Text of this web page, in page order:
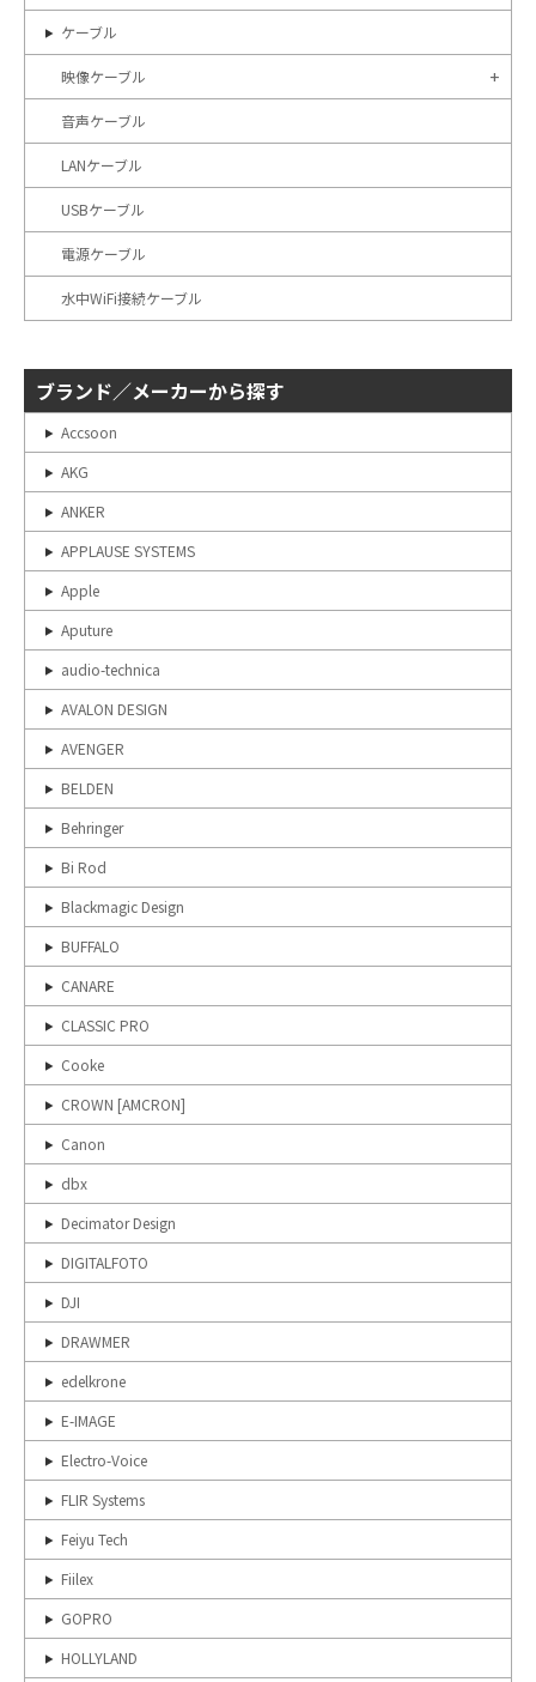
ケーブル
映像ケーブル
音声ケーブル
LANケーブル
USBケーブル
電源ケーブル
水中WiFi接続ケーブル
ブランド／メーカーから探す
Accsoon
AKG
ANKER
APPLAUSE SYSTEMS
Apple
Aputure
audio-technica
AVALON DESIGN
AVENGER
BELDEN
Behringer
Bi Rod
Blackmagic Design
BUFFALO
CANARE
CLASSIC PRO
Cooke
CROWN [AMCRON]
Canon
dbx
Decimator Design
DIGITALFOTO
DJI
DRAWMER
edelkrone
E-IMAGE
Electro-Voice
FLIR Systems
Feiyu Tech
Fiilex
GOPRO
HOLLYLAND